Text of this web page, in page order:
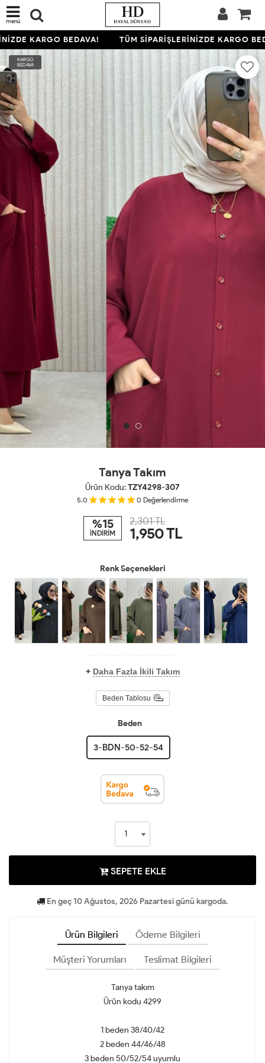
menü
KARGO BEDAVA! TÜM SİPARİŞLERİNİZDE KARGO
KARGO
BEDAVA
Tanya Takım
Ürün Kodu:TZY4298-307
5.0 0 Değerlendirme
%15
İNDİRİM
2,301 TL
1,950TL
Renk Seçenekleri
+ Daha Fazla İkili Takım
Beden Tablosu
Beden
3-BDN-50-52-54
SEPETE EKLE
En geç 10 Ağustos, 2026 Pazartesi günü kargoda.
Ürün Bilgileri Ödeme Bilgileri
Müşteri Yorumları Teslimat Bilgileri
Tanya takım
Ürün kodu 4299
1 beden 38/40/42
2 beden 44/46/48
3 beden 50/52/54 uyumlu